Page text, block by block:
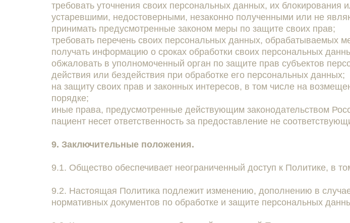
требовать уточнения своих персональных данных, их
устаревшими, недостоверными, незаконно полученными или не
принимать предусмотренные законом меры по защите своих прав;
требовать перечень своих персональных данных, обрабатываемых
получать информацию о сроках обработки своих персональных
обжаловать в уполномоченный орган по защите прав субъектов
действия или бездействия при обработке его персональных данных;
на защиту своих прав и законных интересов, в том числе на
порядке;
иные права, предусмотренные действующим законодательством
пациент несет ответственность за предоставление не
9. Заключительные положения.
9.1. Общество обеспечивает неограниченный доступ к Политике, в
9.2. Настоящая Политика подлежит изменению, дополнению в
нормативных документов по обработке и защите персональных